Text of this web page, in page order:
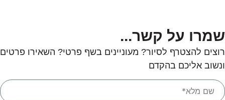
שמרו על קשר...
רוצים להצטרף לסיור? מעוניינים בשף פרטי? השאירו פרטים
ונשוב אליכם בהקדם